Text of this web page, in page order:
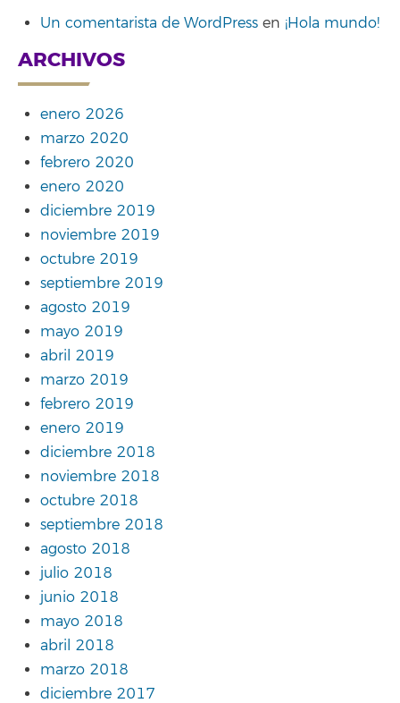
Un comentarista de WordPress en ¡Hola mundo!
ARCHIVOS
enero 2026
marzo 2020
febrero 2020
enero 2020
diciembre 2019
noviembre 2019
octubre 2019
septiembre 2019
agosto 2019
mayo 2019
abril 2019
marzo 2019
febrero 2019
enero 2019
diciembre 2018
noviembre 2018
octubre 2018
septiembre 2018
agosto 2018
julio 2018
junio 2018
mayo 2018
abril 2018
marzo 2018
diciembre 2017